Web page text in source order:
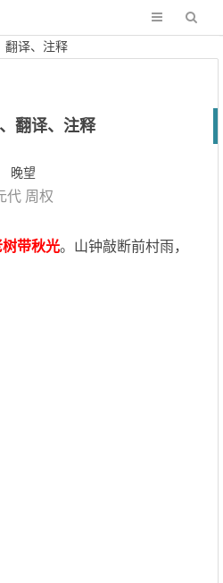
翻译、注释
翻译、注释
晚望
代 周权
带秋光。山钟敲断前村雨，